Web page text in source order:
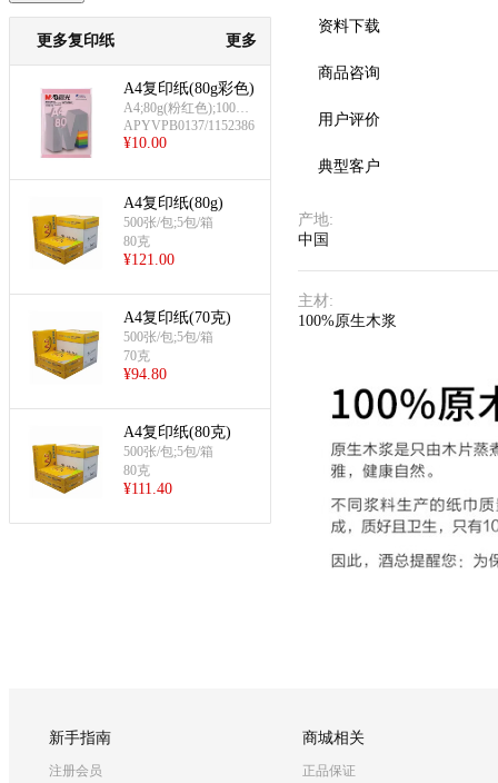
更多复印纸 更多
A4复印纸(80g彩色)
A4;80g(粉红色);100张/
包
APYVPB0137/1152386
¥10.00
A4复印纸(80g)
500张/包;5包/箱
80克
¥121.00
A4复印纸(70克)
500张/包;5包/箱
70克
¥94.80
A4复印纸(80克)
500张/包;5包/箱
80克
¥111.40
资料下载
商品咨询
用户评价
典型客户
产地:
中国
主材:
100%原生木浆
新手指南
注册会员
商城相关
正品保证